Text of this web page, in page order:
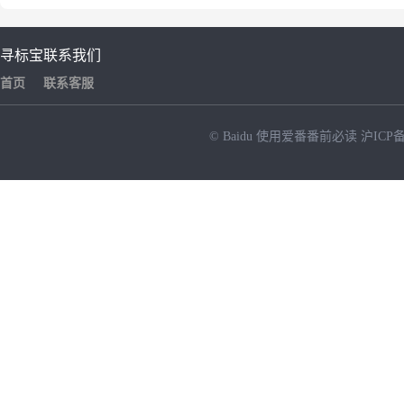
寻标宝
首页
联系我们
联系客服
© Baidu 使用爱番番前必读 沪ICP